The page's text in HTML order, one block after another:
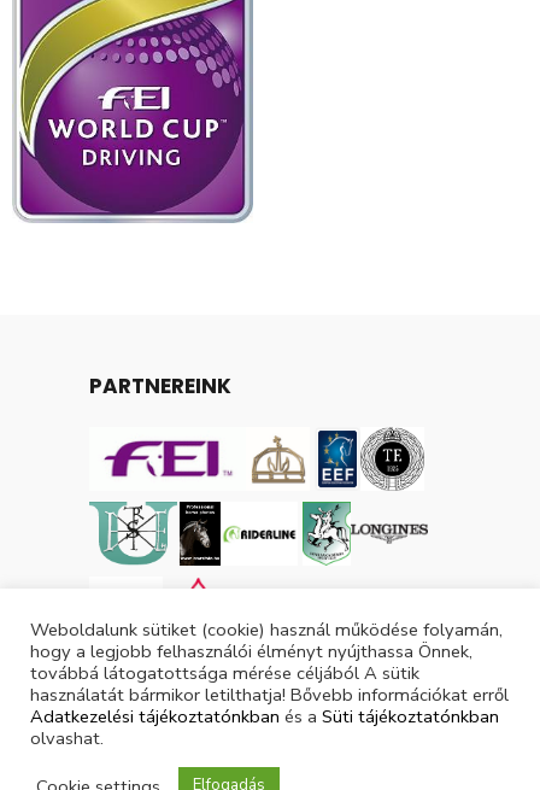
PARTNEREINK
Tárgyévi lovas licencek száma: 3049
Weboldalunk sütiket (cookie) használ működése folyamán,
hogy a legjobb felhasználói élményt nyújthassa Önnek,
továbbá látogatottsága mérése céljából A sütik
használatát bármikor letilthatja! Bővebb információkat erről
Adatkezelési tájékoztatónkban és a Süti tájékoztatónkban
olvashat.
Elfogadás